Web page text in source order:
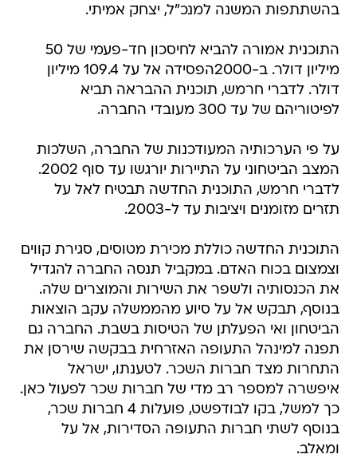
בהשתתפות המשנה למנכ"ל, יצחק אמיתי.
התוכנית אמורה להביא לחיסכון חד-פעמי של 50
מיליון דולר. ב-2000הפסידה אל על 109.4 מיליון
דולר. לדברי חרמש, תוכנית ההבראה תביא
לפיטוריהם של עד 300 מעובדי החברה.
על פי הערכותיה המעודכנות של החברה, השלכות
המצב הביטחוני על התיירות יורגשו עד סוף 2002.
לדברי חרמש, התוכנית החדשה תבטיח לאל על
תזרים מזומנים ויציבות עד ל-2003.
התוכנית החדשה כוללת מכירת מטוסים, סגירת קווים
וצמצום בכוח האדם. במקביל תנסה החברה להגדיל
את הכנסותיה ולשפר את השירות והמוצרים שלה.
בנוסף, תבקש אל על סיוע מהממשלה עקב הוצאות
הביטחון ואי הפעלתן של הטיסות בשבת. החברה גם
תפנה למינהל התעופה האזרחית בבקשה שירסן את
התחרות מצד חברות השכר. לטענתו, ישראל
איפשרה למספר רב מדי של חברות שכר לפעול כאן.
כך למשל, בקו לבודפשט, פועלות 4 חברות שכר,
בנוסף לשתי חברות התעופה הסדירות, אל על
ומאלב.